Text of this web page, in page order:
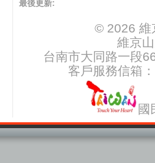
最後更新:
© 2026 維
維京
台南市大同路一段
客戶服務信箱：
國